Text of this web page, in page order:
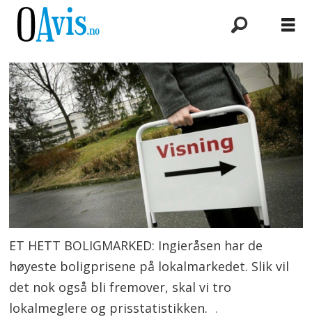
ET HETT BOLIGMARKED: Ingieråsen har de
høyeste boligprisene på lokalmarkedet. Slik vil
det nok også bli fremover, skal vi tro
lokalmeglere og prisstatistikken. .